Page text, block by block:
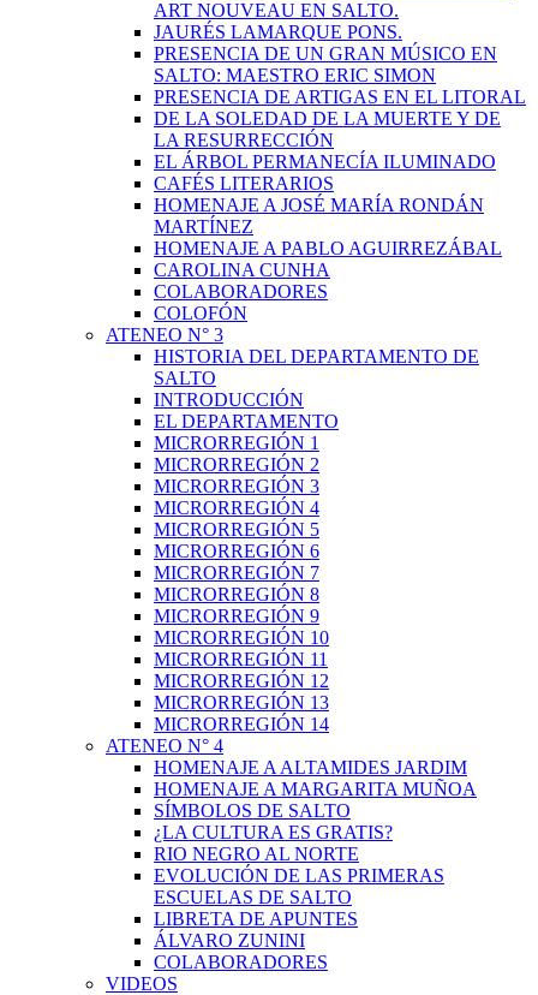
ART NOUVEAU EN SALTO.
JAURÉS LAMARQUE PONS.
PRESENCIA DE UN GRAN MÚSICO EN
SALTO: MAESTRO ERIC SIMON
PRESENCIA DE ARTIGAS EN EL LITORAL
DE LA SOLEDAD DE LA MUERTE Y DE
LA RESURRECCIÓN
EL ÁRBOL PERMANECÍA ILUMINADO
CAFÉS LITERARIOS
HOMENAJE A JOSÉ MARÍA RONDÁN
MARTÍNEZ
HOMENAJE A PABLO AGUIRREZÁBAL
CAROLINA CUNHA
COLABORADORES
COLOFÓN
ATENEO N° 3
HISTORIA DEL DEPARTAMENTO DE
SALTO
INTRODUCCIÓN
EL DEPARTAMENTO
MICRORREGIÓN 1
MICRORREGIÓN 2
MICRORREGIÓN 3
MICRORREGIÓN 4
MICRORREGIÓN 5
MICRORREGIÓN 6
MICRORREGIÓN 7
MICRORREGIÓN 8
MICRORREGIÓN 9
MICRORREGIÓN 10
MICRORREGIÓN 11
MICRORREGIÓN 12
MICRORREGIÓN 13
MICRORREGIÓN 14
ATENEO N° 4
HOMENAJE A ALTAMIDES JARDIM
HOMENAJE A MARGARITA MUÑOA
SÍMBOLOS DE SALTO
¿LA CULTURA ES GRATIS?
RIO NEGRO AL NORTE
EVOLUCIÓN DE LAS PRIMERAS
ESCUELAS DE SALTO
LIBRETA DE APUNTES
ÁLVARO ZUNINI
COLABORADORES
VIDEOS